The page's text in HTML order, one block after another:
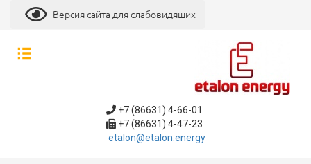
Версия сайта для слабовидящих
+7 (86631) 4-66-01
+7 (86631) 4-47-23
etalon@etalon.energy